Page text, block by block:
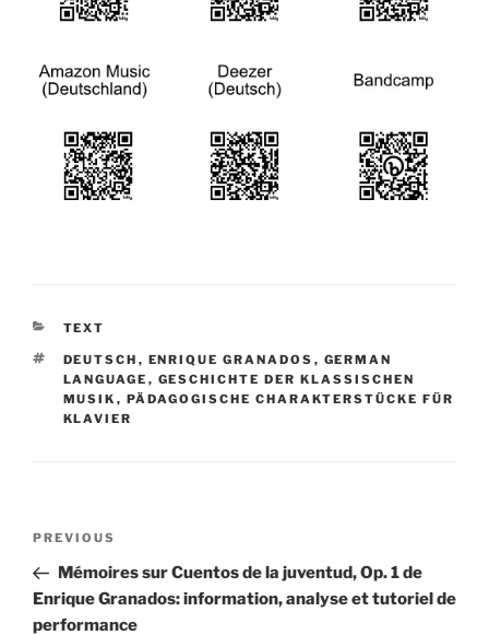
CATEGORIES
TEXT
TAGS
DEUTSCH , ENRIQUE GRANADOS , GERMAN
LANGUAGE , GESCHICHTE DER KLASSISCHEN
MUSIK , PÄDAGOGISCHE CHARAKTERSTÜCKE FÜR
KLAVIER
Previous
Post
PREVIOUS
Mémoires sur Cuentos de la juventud, Op. 1 de
Enrique Granados: information, analyse et tutoriel de
performance